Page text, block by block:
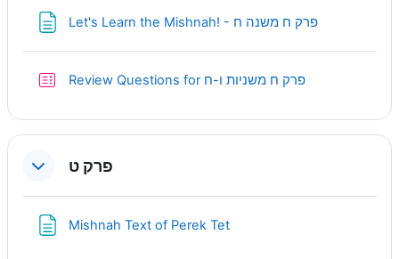
Let's Learn the Mishnah! - פרק ח משנה חPage
Review Questions for פרק ח משניות ו-חQuiz
פרק ט
Mishnah Text of Perek TetPage